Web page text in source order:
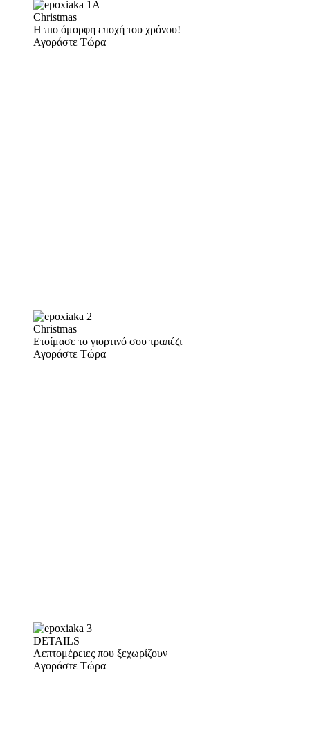
Christmas
Η πιο όμορφη εποχή του χρόνου!
Αγοράστε Τώρα
Christmas
Ετοίμασε το γιορτινό σου τραπέζι
Αγοράστε Τώρα
DETAILS
Λεπτομέρειες που ξεχωρίζουν
Αγοράστε Τώρα